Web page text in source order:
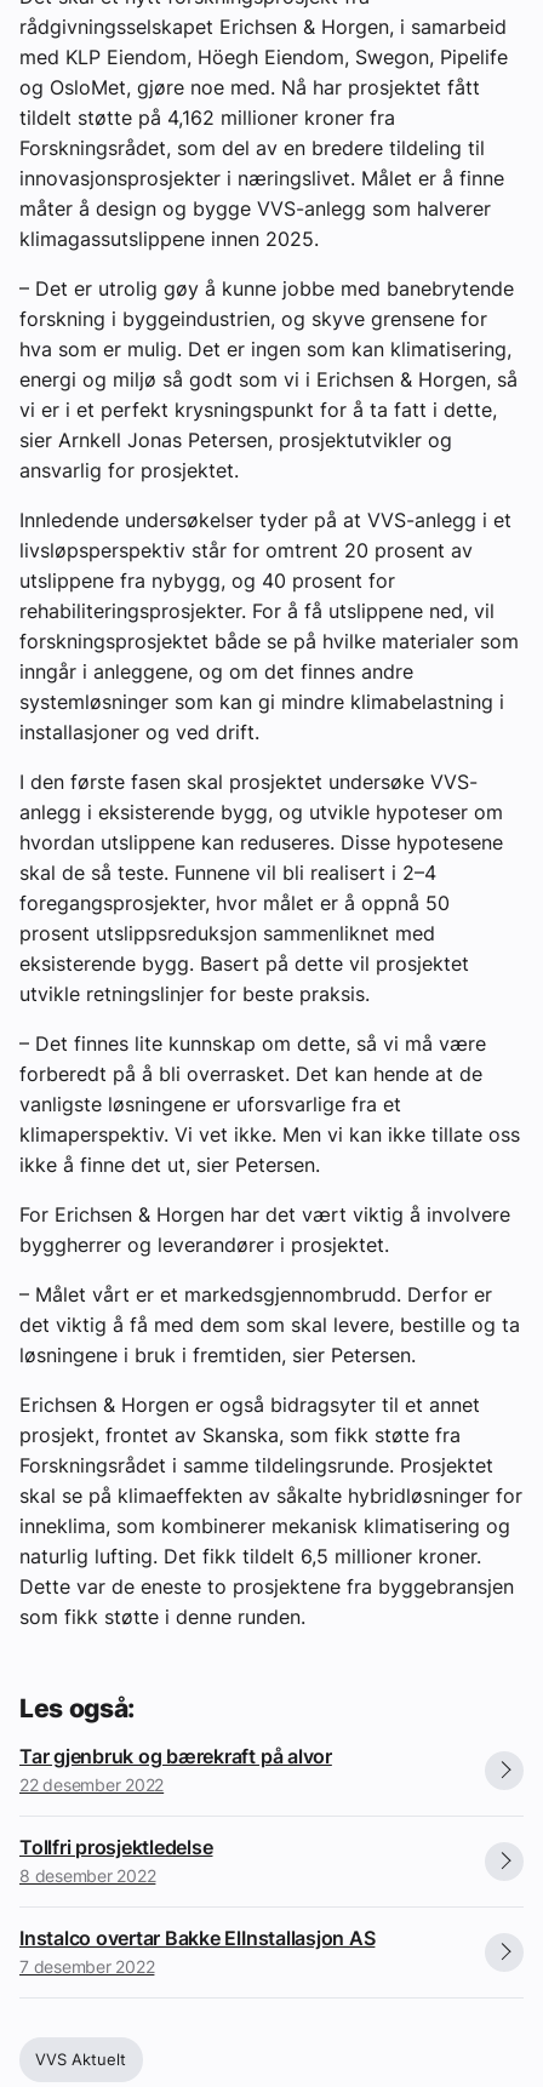
rådgivningsselskapet Erichsen & Horgen, i samarbeid
med KLP Eiendom, Höegh Eiendom, Swegon, Pipelife
og OsloMet, gjøre noe med. Nå har prosjektet fått
tildelt støtte på 4,162 millioner kroner fra
Forskningsrådet, som del av en bredere tildeling til
innovasjonsprosjekter i næringslivet. Målet er å finne
måter å design og bygge VVS-anlegg som halverer
klimagassutslippene innen 2025.
– Det er utrolig gøy å kunne jobbe med banebrytende
forskning i byggeindustrien, og skyve grensene for
hva som er mulig. Det er ingen som kan klimatisering,
energi og miljø så godt som vi i Erichsen & Horgen, så
vi er i et perfekt krysningspunkt for å ta fatt i dette,
sier Arnkell Jonas Petersen, prosjektutvikler og
ansvarlig for prosjektet.
Innledende undersøkelser tyder på at VVS-anlegg i et
livsløpsperspektiv står for omtrent 20 prosent av
utslippene fra nybygg, og 40 prosent for
rehabiliteringsprosjekter. For å få utslippene ned, vil
forskningsprosjektet både se på hvilke materialer som
inngår i anleggene, og om det finnes andre
systemløsninger som kan gi mindre klimabelastning i
installasjoner og ved drift.
I den første fasen skal prosjektet undersøke VVS-
anlegg i eksisterende bygg, og utvikle hypoteser om
hvordan utslippene kan reduseres. Disse hypotesene
skal de så teste. Funnene vil bli realisert i 2–4
foregangsprosjekter, hvor målet er å oppnå 50
prosent utslippsreduksjon sammenliknet med
eksisterende bygg. Basert på dette vil prosjektet
utvikle retningslinjer for beste praksis.
– Det finnes lite kunnskap om dette, så vi må være
forberedt på å bli overrasket. Det kan hende at de
vanligste løsningene er uforsvarlige fra et
klimaperspektiv. Vi vet ikke. Men vi kan ikke tillate oss
ikke å finne det ut, sier Petersen.
For Erichsen & Horgen har det vært viktig å involvere
byggherrer og leverandører i prosjektet.
– Målet vårt er et markedsgjennombrudd. Derfor er
det viktig å få med dem som skal levere, bestille og ta
løsningene i bruk i fremtiden, sier Petersen.
Erichsen & Horgen er også bidragsyter til et annet
prosjekt, frontet av Skanska, som fikk støtte fra
Forskningsrådet i samme tildelingsrunde. Prosjektet
skal se på klimaeffekten av såkalte hybridløsninger for
inneklima, som kombinerer mekanisk klimatisering og
naturlig lufting. Det fikk tildelt 6,5 millioner kroner.
Dette var de eneste to prosjektene fra byggebransjen
som fikk støtte i denne runden.
Les også:
Tar gjenbruk og bærekraft på alvor
22 desember 2022
Tollfri prosjektledelse
8 desember 2022
Instalco overtar Bakke ElInstallasjon AS
7 desember 2022
VVS Aktuelt